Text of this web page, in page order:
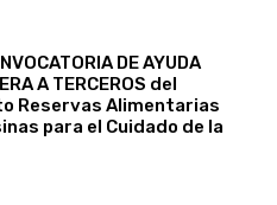
DE AYUDA
A TERCEROS del
Reservas Alimentarias
para el Cuidado de la